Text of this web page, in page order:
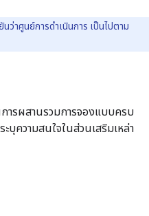
ว่าศูนย์การดำเนินการ เป็นไปตาม
การผสานรวมการจองแบบครบ
ะบุความสนใจในส่วนเสริมเหล่า